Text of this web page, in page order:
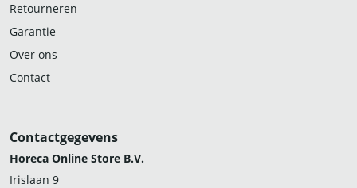
Retourneren
Garantie
Over ons
Contact
Contactgegevens
Horeca Online Store B.V.
Irislaan 9